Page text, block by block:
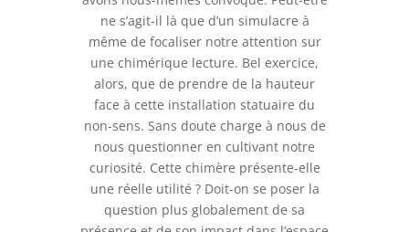
ne s’agit-il là que d’un simulacre à
même de focaliser notre attention sur
une chimérique lecture. Bel exercice,
alors, que de prendre de la hauteur
face à cette installation statuaire du
non-sens. Sans doute charge à nous de
nous questionner en cultivant notre
curiosité. Cette chimère présente-elle
une réelle utilité ? Doit-on se poser la
question plus globalement de sa